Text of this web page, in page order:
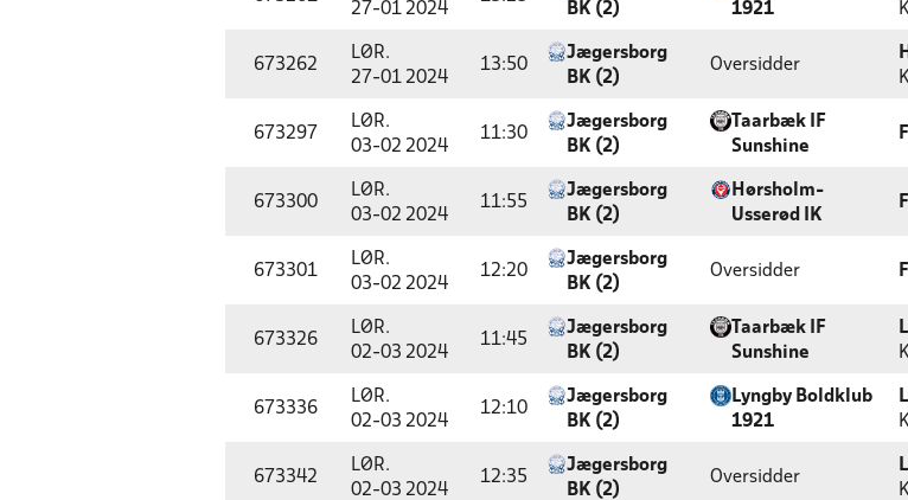
27-01 2024
BK (2)
1921
673262
LØR.
27-01 2024
13:50
Jægersborg
BK (2)
Oversidder
673297
LØR.
03-02 2024
11:30
Jægersborg
BK (2)
Taarbæk IF
Sunshine
673300
LØR.
03-02 2024
11:55
Jægersborg
BK (2)
Hørsholm-
Usserød IK
673301
LØR.
03-02 2024
12:20
Jægersborg
BK (2)
Oversidder
673326
LØR.
02-03 2024
11:45
Jægersborg
BK (2)
Taarbæk IF
Sunshine
673336
LØR.
02-03 2024
12:10
Jægersborg
BK (2)
Lyngby Boldklub
1921
673342
LØR.
02-03 2024
12:35
Jægersborg
BK (2)
Oversidder